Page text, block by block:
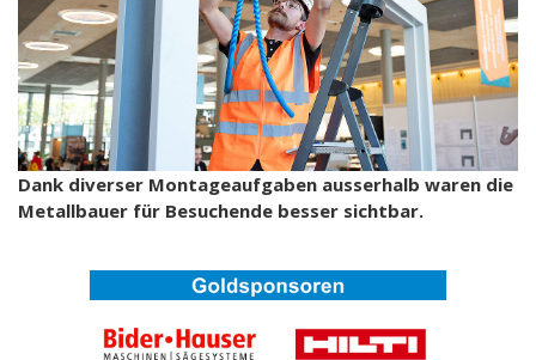
Dank diverser Montageaufgaben ausserhalb waren die
Metallbauer für Besuchende besser sichtbar.